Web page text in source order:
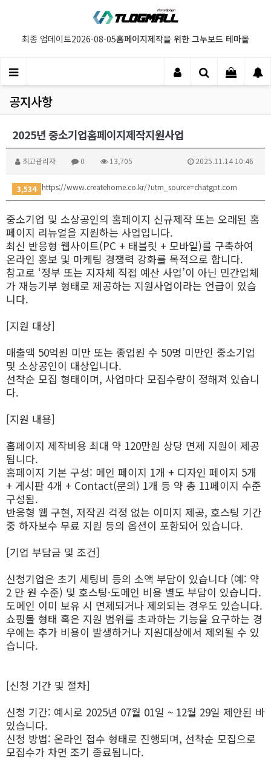
최종 업데이트2026-08-05홈페이지제작을 위한 그누보드 테마몰
공지사항
2025년 중소기업홈페이지제작지원사업
최고관리자 0 13,705 2025.11.14 10:46
3,534 https://www.createhome.co.kr/?utm_source=chatgpt.com
중소기업 및 소상공인의 홈페이지 신규제작 또는 오래된 홈
페이지 리뉴얼을 지원하는 사업입니다.
최신 반응형 웹사이트(PC + 태블릿 + 모바일)를 구축하여
온라인 홍보 및 마케팅 경쟁력 강화를 목적으로 합니다.
참고로 ‘정부 또는 지자체 직접 예산 사업’이 아닌 민간업체
가 재능기부 형태로 제공하는 지원사업이라는 언급이 있습
니다.
[지원 대상]
매출액 50억원 미만 또는 종업원 수 50명 미만인 중소기업
및 소상공인이 대상입니다.
선착순 모집 형태이며, 사업마다 모집수량이 정해져 있습니
다.
[지원 내용]
홈페이지 제작비용 최대 약 120만원 상당 면제 지원이 제공
됩니다.
홈페이지 기본 구성: 메인 페이지 1개 + 디자인 페이지 5개
+ 게시판 4개 + Contact(문의) 1개 등 약 총 11페이지 수준
구성됨.
반응형 웹 구현, 저작권 걱정 없는 이미지 제공, 호스팅 기간
중 하자보수 무료 지원 등의 옵션이 포함되어 있습니다.
[기업 부담금 및 조건]
신청기업은 초기 세팅비 등의 소액 부담이 있습니다 (예: 약
2 만 원 수준) 및 호스팅·도메인 비용 별도 부담이 있습니다.
도메인 이미 보유 시 면제되거나 제외되는 경우도 있습니다.
쇼핑몰 형태 혹은 지원 범위를 초과하는 기능을 요구하는 경
우에는 추가 비용이 발생하거나 지원대상에서 제외될 수 있
습니다.
[신청 기간 및 절차]
신청 기간: 예시로 2025년 07월 01일 ~ 12월 29일 제안된 바
있습니다.
신청 방법: 온라인 접수 형태로 진행되며, 선착순 모집으로
모집수가 차면 조기 종료됩니다.